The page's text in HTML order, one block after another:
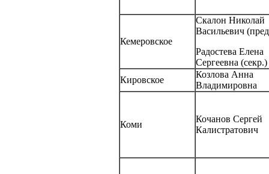
Кемеровское
Скалон Николай
Васильевич
Радостева Елена
Сергеевна (секр.)
Кировское
Козлова Анна
Владимировна
Коми
Кочанов Сергей
Калистратович